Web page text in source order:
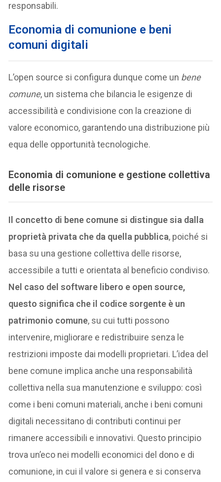
responsabili.
Economia di comunione e beni
comuni digitali
L’open source si configura dunque come un bene
comune, un sistema che bilancia le esigenze di
accessibilità e condivisione con la creazione di
valore economico, garantendo una distribuzione più
equa delle opportunità tecnologiche.
Economia di comunione e gestione collettiva
delle risorse
Il concetto di bene comune si distingue sia dalla
proprietà privata che da quella pubblica, poiché si
basa su una gestione collettiva delle risorse,
accessibile a tutti e orientata al beneficio condiviso.
Nel caso del software libero e open source,
questo significa che il codice sorgente è un
patrimonio comune, su cui tutti possono
intervenire, migliorare e redistribuire senza le
restrizioni imposte dai modelli proprietari. L’idea del
bene comune implica anche una responsabilità
collettiva nella sua manutenzione e sviluppo: così
come i beni comuni materiali, anche i beni comuni
digitali necessitano di contributi continui per
rimanere accessibili e innovativi. Questo principio
trova un’eco nei modelli economici del dono e di
comunione, in cui il valore si genera e si conserva